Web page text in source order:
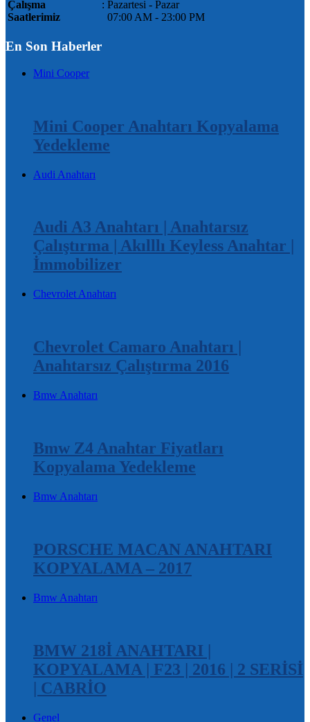
Çalışma
Saatlerimiz
: Pazartesi - Pazar
07:00 AM ‐ 23:00 PM
En Son Haberler
Mini Cooper
Mini Cooper Anahtarı Kopyalama
Yedekleme
Audi Anahtarı
Audi A3 Anahtarı | Anahtarsız
Çalıştırma | Akılllı Keyless Anahtar |
İmmobilizer
Chevrolet Anahtarı
Chevrolet Camaro Anahtarı |
Anahtarsız Çalıştırma 2016
Bmw Anahtarı
Bmw Z4 Anahtar Fiyatları
Kopyalama Yedekleme
Bmw Anahtarı
PORSCHE MACAN ANAHTARI
KOPYALAMA – 2017
Bmw Anahtarı
BMW 218İ ANAHTARI |
KOPYALAMA | F23 | 2016 | 2 SERİSİ
| CABRİO
Genel